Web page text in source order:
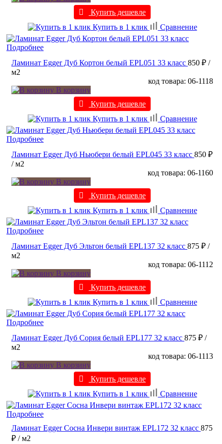
Купить дешевле
Купить в 1 клик
Сравнение
Подробнее
Ламинат Egger Дуб Кортон белый EPL051 33 класс 850 ₽ /
м2
код товара: 06-1118
В корзину
Купить дешевле
Купить в 1 клик
Сравнение
Подробнее
Ламинат Egger Дуб Ньюбери белый EPL045 33 класс 850 ₽
/ м2
код товара: 06-1160
В корзину
Купить дешевле
Купить в 1 клик
Сравнение
Подробнее
Ламинат Egger Дуб Эльтон белый EPL137 32 класс 875 ₽ /
м2
код товара: 06-1112
В корзину
Купить дешевле
Купить в 1 клик
Сравнение
Подробнее
Ламинат Egger Дуб Сория белый EPL177 32 класс 875 ₽ /
м2
код товара: 06-1113
В корзину
Купить дешевле
Купить в 1 клик
Сравнение
Подробнее
Ламинат Egger Сосна Инвери винтаж EPL172 32 класс 875
₽ / м2